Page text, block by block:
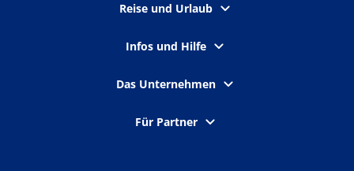
Reise und Urlaub
Infos und Hilfe
Das Unternehmen
Für Partner